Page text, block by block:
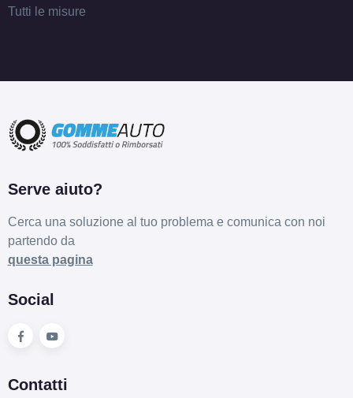
Tutti le misure
Serve aiuto?
Cerca una soluzione al tuo problema e comunica con noi
partendo da
questa pagina
Social
Contatti